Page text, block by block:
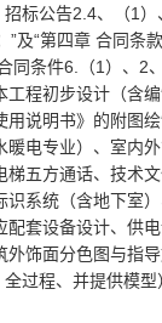
招标公告2.4、（1 ）
”及“第四章 合同条
同条件6. （1 ）、 2
程初步设计（含
用说明书》的附图
电专业）、室内
五方通话、技术
系统（含地下室
配套设备设计、供
饰面分色图与指
过程、并提供模